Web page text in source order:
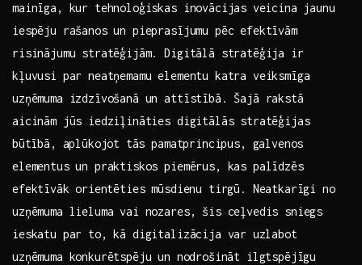
mainīga, kur tehnoloģiskas inovācijas ⁣veicina ⁤jaunu
iespēju rašanos un ‍pieprasījumu pēc‌ efektīvām
risinājumu stratēģijām. Digitālā stratēģija ir‍
kļuvusi par neatņemamu elementu katra veiksmīga
uzņēmuma ‍izdzīvošanā un attīstībā. Šajā rakstā⁣
aicinām jūs iedziļināties digitālās stratēģijas
⁣būtībā, aplūkojot ⁣tās pamatprincipus, galvenos
elementus un praktiskos piemērus, kas palīdzēs ​
efektīvāk ⁢orientēties mūsdienu tirgū. Neatkarīgi no
uzņēmuma lieluma vai nozares, šis ceļvedis ​sniegs
ieskatu ‌par to, kā digitalizācija var⁤ uzlabot
uzņēmuma konkurētspēju⁤ un nodrošināt ilgtspējīgu